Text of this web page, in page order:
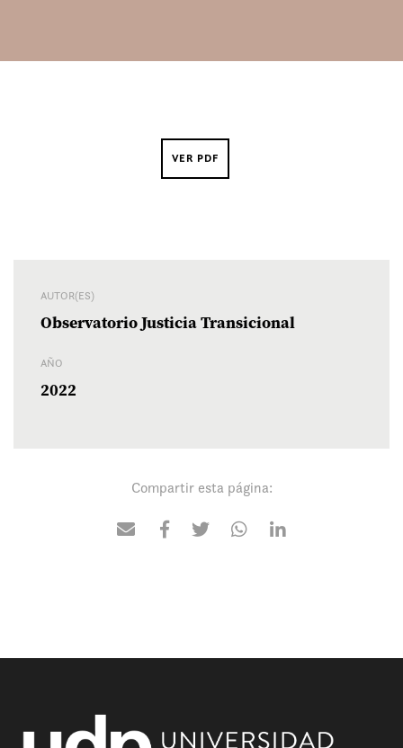
VER PDF
AUTOR(ES)
Observatorio Justicia Transicional
AÑO
2022
Compartir esta página: